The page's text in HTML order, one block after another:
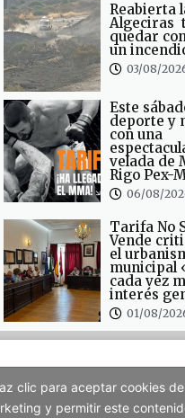
Reabierta
Algeciras
quedar
un
03/08/
Este
deporte y
con una
velada de
Rigo Pex-
06/08/
Tarifa No
Vende
el
municipal
cada vez
interés
01/08/
clic para aceptar cookies de
y permitir este